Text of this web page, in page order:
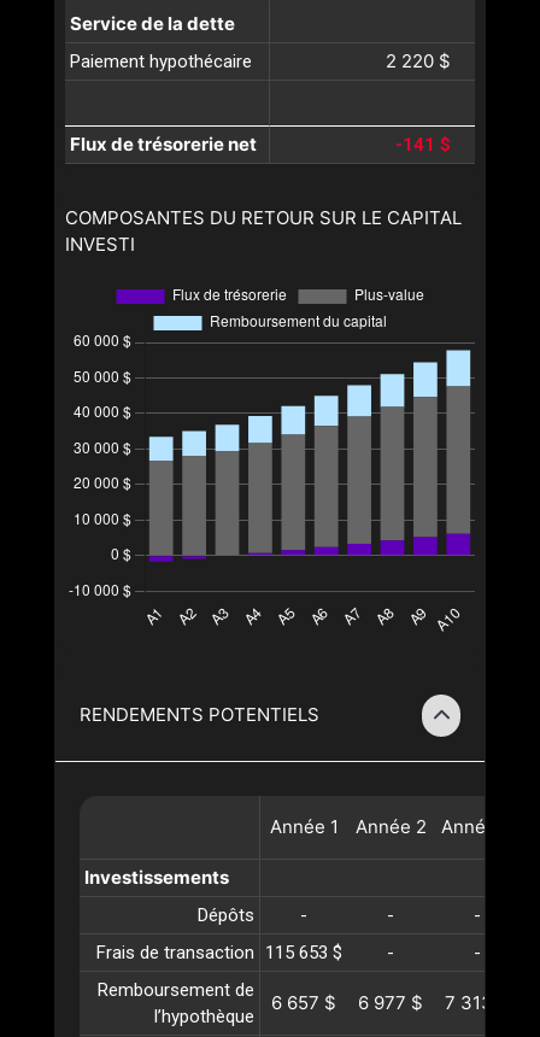
Service de la dette
Paiement hypothécaire 2 220 $
Flux de trésorerie net -141 $
COMPOSANTES DU RETOUR SUR LE CAPITAL
INVESTI
RENDEMENTS POTENTIELS
Année 1 Année 2 Année
Investissements
Dépôts - -
-
Frais de transaction
115 653 $ -
-
Remboursement de
l’hypothèque
6 657 $ 6 977 $ 7 313 $